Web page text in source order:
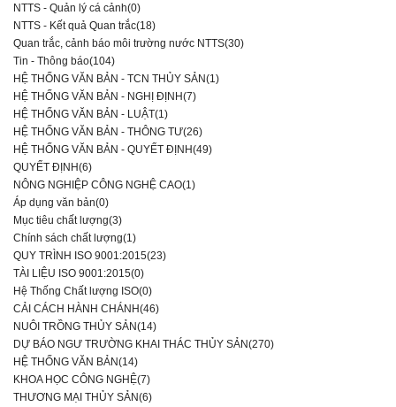
NTTS - Quản lý cá cảnh(0)
NTTS - Kết quả Quan trắc(18)
Quan trắc, cảnh báo môi trường nước NTTS(30)
Tin - Thông báo(104)
HỆ THỐNG VĂN BẢN - TCN THỦY SẢN(1)
HỆ THỐNG VĂN BẢN - NGHỊ ĐỊNH(7)
HỆ THỐNG VĂN BẢN - LUẬT(1)
HỆ THỐNG VĂN BẢN - THÔNG TƯ(26)
HỆ THỐNG VĂN BẢN - QUYẾT ĐỊNH(49)
QUYẾT ĐỊNH(6)
NÔNG NGHIỆP CÔNG NGHỆ CAO(1)
Áp dụng văn bản(0)
Mục tiêu chất lượng(3)
Chính sách chất lượng(1)
QUY TRÌNH ISO 9001:2015(23)
TÀI LIỆU ISO 9001:2015(0)
Hệ Thống Chất lượng ISO(0)
CẢI CÁCH HÀNH CHÁNH(46)
NUÔI TRỒNG THỦY SẢN(14)
DỰ BÁO NGƯ TRƯỜNG KHAI THÁC THỦY SẢN(270)
HỆ THỐNG VĂN BẢN(14)
KHOA HỌC CÔNG NGHỆ(7)
THƯƠNG MẠI THỦY SẢN(6)